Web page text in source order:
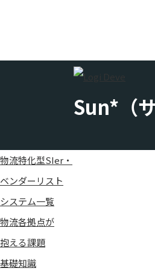
Sun*（
物流特化型SIer・
ベンダーリスト
システム一覧
物流各拠点が
抱える課題
基礎知識